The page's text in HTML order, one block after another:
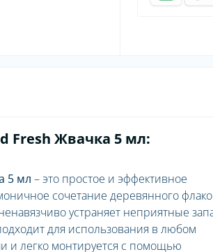
Fresh Жвачка 5 мл:
5 мл – это простое и эффективное
сочетание деревянного
устраняет неприятные
для использования в любом
и легко монтируется с помощью